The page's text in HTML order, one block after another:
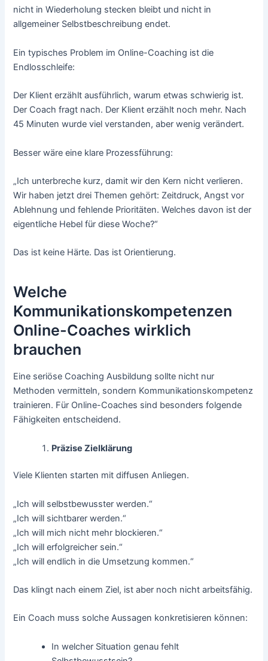
nicht in Wiederholung stecken bleibt und nicht in
allgemeiner Selbstbeschreibung endet.
Ein typisches Problem im Online-Coaching ist die
Endlosschleife:
Der Klient erzählt ausführlich, warum etwas schwierig ist.
Der Coach fragt nach. Der Klient erzählt noch mehr. Nach
45 Minuten wurde viel verstanden, aber wenig verändert.
Besser wäre eine klare Prozessführung:
„Ich unterbreche kurz, damit wir den Kern nicht verlieren.
Wir haben jetzt drei Themen gehört: Zeitdruck, Angst vor
Ablehnung und fehlende Prioritäten. Welches davon ist der
eigentliche Hebel für diese Woche?“
Das ist keine Härte. Das ist Orientierung.
Welche
Kommunikationskompetenzen
Online-Coaches wirklich
brauchen
Eine seriöse Coaching Ausbildung sollte nicht nur
Methoden vermitteln, sondern Kommunikationskompetenz
trainieren. Für Online-Coaches sind besonders folgende
Fähigkeiten entscheidend.
Präzise Zielklärung
Viele Klienten starten mit diffusen Anliegen.
„Ich will selbstbewusster werden.“
„Ich will sichtbarer werden.“
„Ich will mich nicht mehr blockieren.“
„Ich will erfolgreicher sein.“
„Ich will endlich in die Umsetzung kommen.“
Das klingt nach einem Ziel, ist aber noch nicht arbeitsfähig.
Ein Coach muss solche Aussagen konkretisieren können:
In welcher Situation genau fehlt